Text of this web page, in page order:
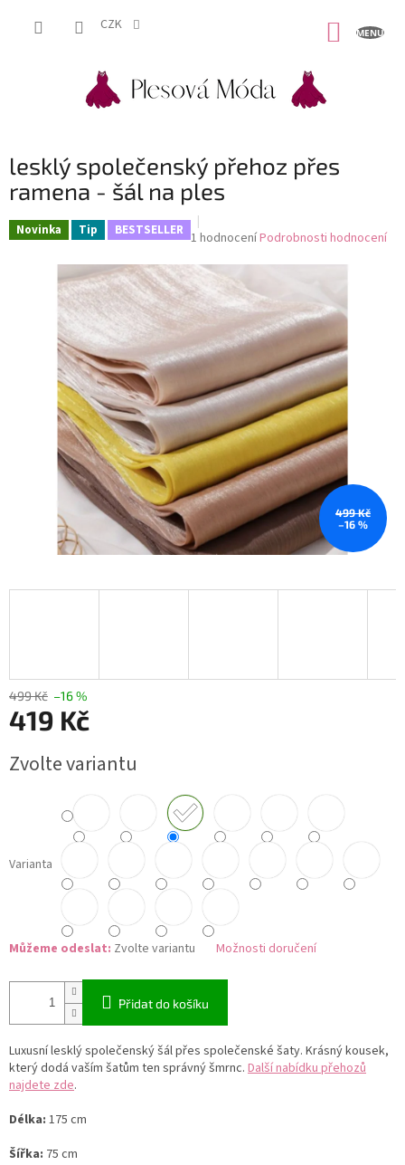
CZK
lesklý společenský přehoz přes
ramena - šál na ples
Novinka Tip BESTSELLER Průměrné
produktu
je
5,0
hvězdiček.
1 hodnoceníPodrobnosti hodnocení
499 Kč
–16 %
499 Kč –16 %
419 Kč
cena:
Zvolte variantu
Varianta
Můžeme odeslat: Zvolte variantu Možnosti doručení
Přidat do košíku
Luxusní lesklý společenský šál přes společenské šaty. Krásný kousek,
který dodá vaším šatům ten správný šmrnc. Další nabídku přehozů
najdete zde.
Délka: 175 cm
Šířka: 75 cm